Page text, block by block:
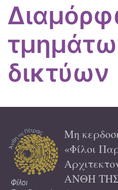
δικτύων
Μη
«Φίλοι
ΑΝΘΗ